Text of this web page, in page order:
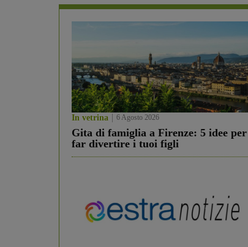
In vetrina 6 Agosto 2026
Gita di famiglia a Firenze: 5 idee per
far divertire i tuoi figli